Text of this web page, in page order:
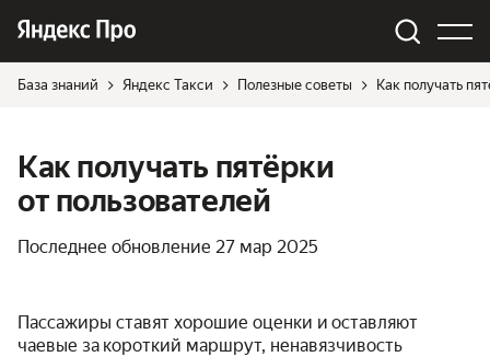
База знаний Яндекс Такси Полезные советы Как получать
Как получать пятёрки
от пользователей
Последнее обновление 27 мар 2025
Пассажиры ставят хорошие оценки и оставляют
чаевые за короткий маршрут, ненавязчивость